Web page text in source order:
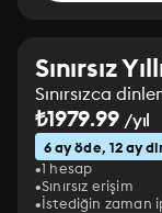
Sınırsız
Sınırsızca
₺1979.99/yıl
6 ay öde, 12 ay
1 hesap
Sınırsız erişim
İstediğin zaman